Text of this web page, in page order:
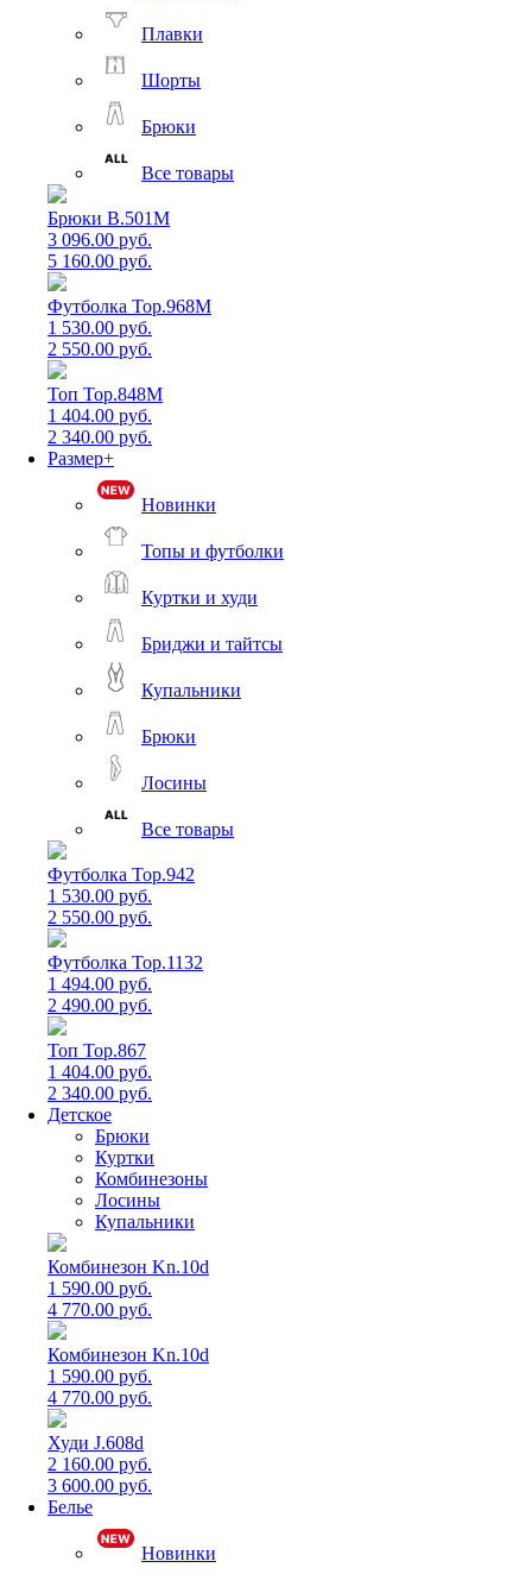
Плавки
Шорты
Брюки
Все товары
Брюки B.501M
3 096.00 руб.
5 160.00 руб.
Футболка Top.968M
1 530.00 руб.
2 550.00 руб.
Топ Top.848M
1 404.00 руб.
2 340.00 руб.
Размер+
Новинки
Топы и футболки
Куртки и худи
Бриджи и тайтсы
Купальники
Брюки
Лосины
Все товары
Футболка Top.942
1 530.00 руб.
2 550.00 руб.
Футболка Top.1132
1 494.00 руб.
2 490.00 руб.
Топ Top.867
1 404.00 руб.
2 340.00 руб.
Детское
Брюки
Куртки
Комбинезоны
Лосины
Купальники
Комбинезон Kn.10d
1 590.00 руб.
4 770.00 руб.
Комбинезон Kn.10d
1 590.00 руб.
4 770.00 руб.
Худи J.608d
2 160.00 руб.
3 600.00 руб.
Белье
Новинки